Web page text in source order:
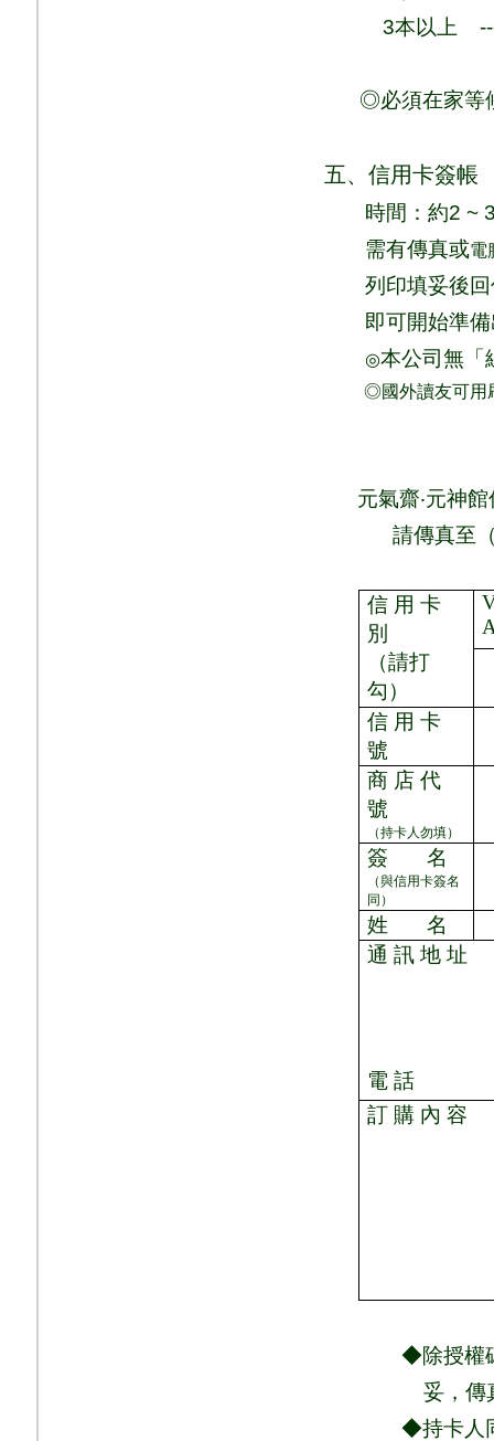
3本以上
◎必須在家等
五、信用卡簽帳
時間： 約2 ~
需有傳真或電
列印填妥後
即可開始準
◎本公司無「
◎國外讀友可用
元氣齋‧元神館
請傳真至
信 用 卡
別
（請打
勾）
信 用 卡
號
商 店 代
號
（持卡人勿填）
簽 名
（與信用卡簽名
同）
姓
名
通 訊 地 址
電 話
訂 購 內 容
◆除授權碼、
妥， 傳
◆持卡人同意